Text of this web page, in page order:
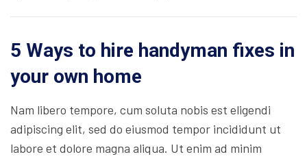
5 Ways to hire handyman fixes in
your own home
Nam libero tempore, cum soluta nobis est eligendi
adipiscing elit, sed do eiusmod tempor incididunt ut
labore et dolore magna aliqua. Ut enim ad minim